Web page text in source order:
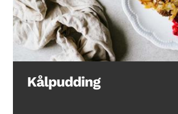
Kålpudding